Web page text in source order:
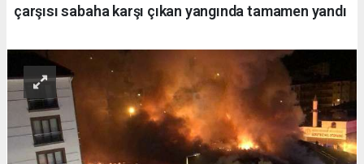
çarşısı sabaha karşı çıkan yangında tamamen yandı